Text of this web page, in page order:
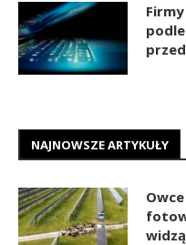
NAJNOWSZE ARTYKUŁY